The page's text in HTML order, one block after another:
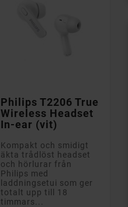
Philips T2206 True
Wireless Headset
In-ear (vit)
Kompakt och smidigt
äkta trådlöst headset
och hörlurar från
Philips med
laddningsetui som ger
totalt upp till 18
timmars...